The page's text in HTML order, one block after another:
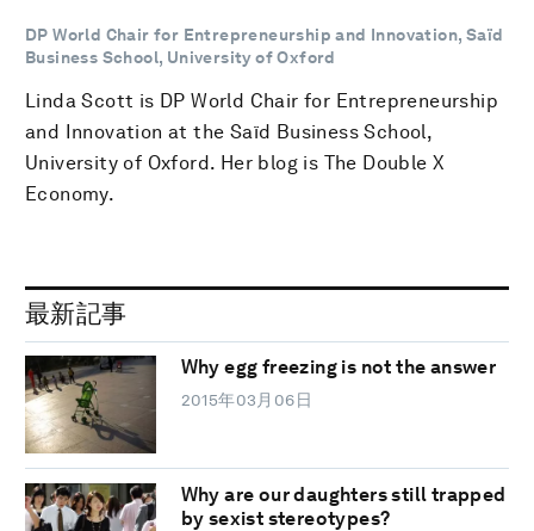
DP World Chair for Entrepreneurship and Innovation, Saïd
Business School, University of Oxford
Linda Scott is DP World Chair for Entrepreneurship
and Innovation at the Saïd Business School,
University of Oxford. Her blog is The Double X
Economy.
最新記事
Why egg freezing is not the answer
2015年03月06日
Why are our daughters still trapped
by sexist stereotypes?